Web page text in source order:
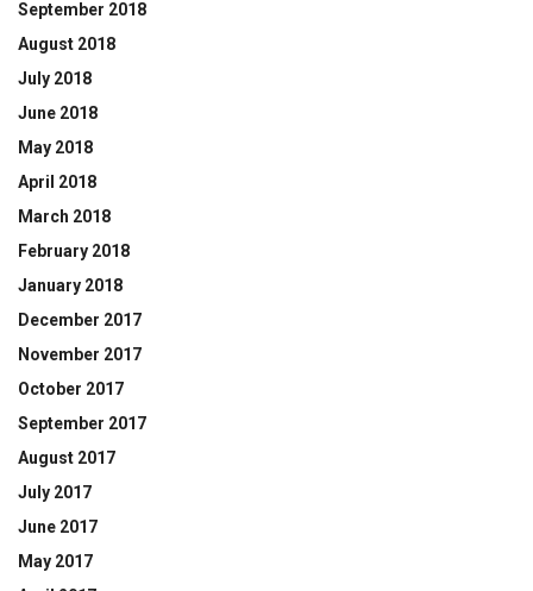
September 2018
August 2018
July 2018
June 2018
May 2018
April 2018
March 2018
February 2018
January 2018
December 2017
November 2017
October 2017
September 2017
August 2017
July 2017
June 2017
May 2017